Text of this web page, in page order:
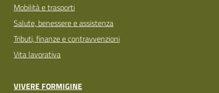
Mobilità e trasporti
Salute, benessere e assistenza
Tributi, finanze e contravvenzioni
Vita lavorativa
VIVERE FORMIGINE